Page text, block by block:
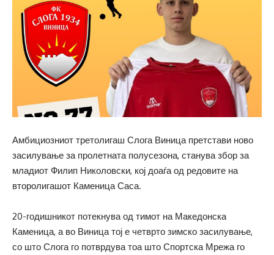
Амбициозниот третолигаш Слога Виница претстави ново
засилување за пролетната полусезона, станува збор за
младиот Филип Николовски, кој доаѓа од редовите на
второлигашот Каменица Саса.
20-годишникот потекнува од тимот на Македонска
Каменица, а во Виница тој е четврто зимско засилување,
со што Слога го потврдува тоа што Спортска Мрежа го